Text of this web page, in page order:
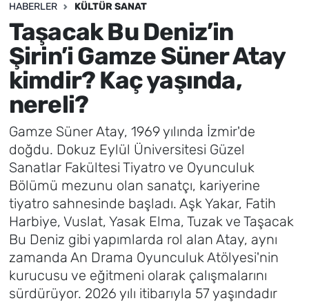
HABERLER KÜLTÜR SANAT
Taşacak Bu Deniz’in
Şirin’i Gamze Süner Atay
kimdir? Kaç yaşında,
nereli?
Gamze Süner Atay, 1969 yılında İzmir'de
doğdu. Dokuz Eylül Üniversitesi Güzel
Sanatlar Fakültesi Tiyatro ve Oyunculuk
Bölümü mezunu olan sanatçı, kariyerine
tiyatro sahnesinde başladı. Aşk Yakar, Fatih
Harbiye, Vuslat, Yasak Elma, Tuzak ve Taşacak
Bu Deniz gibi yapımlarda rol alan Atay, aynı
zamanda An Drama Oyunculuk Atölyesi'nin
kurucusu ve eğitmeni olarak çalışmalarını
sürdürüyor. 2026 yılı itibarıyla 57 yaşındadır
Asayiş / Polis-Adliye
Spor
Magazin
Foto Galeri
Künye
İletişim